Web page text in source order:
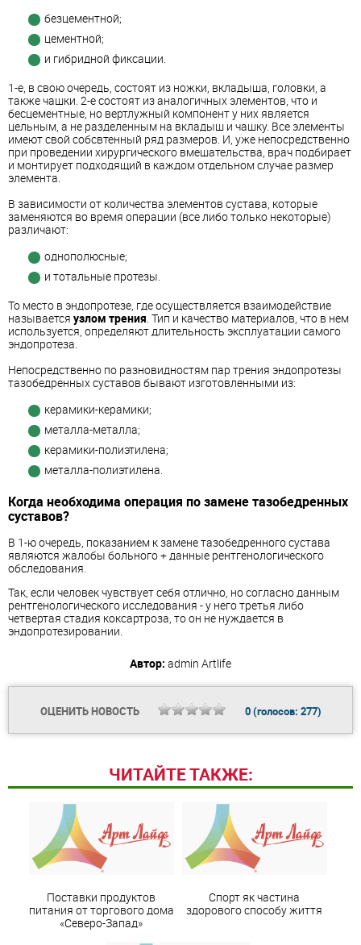
безцементной;
цементной;
и гибридной фиксации.
1-е, в свою очередь, состоят из ножки, вкладыша, головки, а
также чашки. 2-е состоят из аналогичных элементов, что и
бесцементные, но вертлужный компонент у них является
цельным, а не разделенным на вкладыш и чашку. Все элементы
имеют свой собсвтенный ряд размеров. И, уже непосредственно
при проведении хирургического вмешательства, врач подбирает
и монтирует подходящий в каждом отдельном случае размер
элемента.
В зависимости от количества элементов сустава, которые
заменяются во время операции (все либо только некоторые)
различают:
однополюсные;
и тотальные протезы.
То место в эндопротезе, где осуществляется взаимодействие
называется узлом трения . Тип и качество материалов, что в нем
используется, определяют длительность эксплуатации самого
эндопротеза.
Непосредственно по разновидностям пар трения эндопротезы
тазобедренных суставов бывают изготовленными из:
керамики-керамики;
металла-металла;
керамики-полиэтилена;
металла-полиэтилена.
Когда необходима операция по замене тазобедренных
суставов?
В 1-ю очередь, показанием к замене тазобедренного сустава
являются жалобы больного + данные рентгенологического
обследования.
Так, если человек чувствует себя отлично, но согласно данным
рентгенологического исследования - у него третья либо
четвертая стадия коксартроза, то он не нуждается в
эндопротезировании.
Автор: admin Artlife
ОЦЕНИТЬ НОВОСТЬ 0(голосов: 277)
ЧИТАЙТЕ ТАКЖЕ:
Поставки продуктов
питания от торгового дома
«Северо-Запад»
Спорт як частина
здорового способу життя